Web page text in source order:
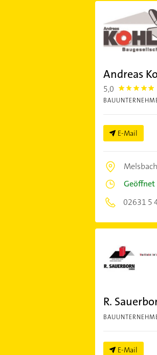
Andreas
5,0 5.0
E-Mail
Geöffnet
02631 5
R.
E-Mail